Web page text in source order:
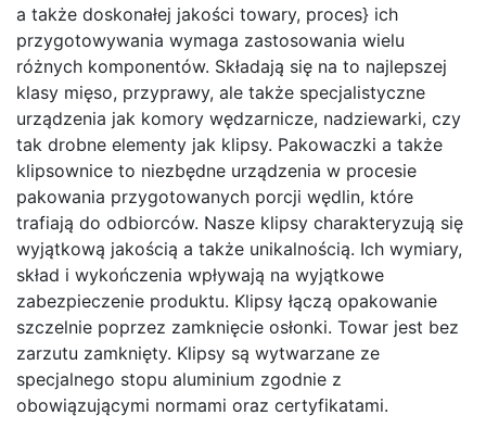
a także doskonałej jakości towary, proces} ich
przygotowywania wymaga zastosowania wielu
różnych komponentów. Składają się na to najlepszej
klasy mięso, przyprawy, ale także specjalistyczne
urządzenia jak komory wędzarnicze, nadziewarki, czy
tak drobne elementy jak klipsy. Pakowaczki a także
klipsownice to niezbędne urządzenia w procesie
pakowania przygotowanych porcji wędlin, które
trafiają do odbiorców. Nasze klipsy charakteryzują się
wyjątkową jakością a także unikalnością. Ich wymiary,
skład i wykończenia wpływają na wyjątkowe
zabezpieczenie produktu. Klipsy łączą opakowanie
szczelnie poprzez zamknięcie osłonki. Towar jest bez
zarzutu zamknięty. Klipsy są wytwarzane ze
specjalnego stopu aluminium zgodnie z
obowiązującymi normami oraz certyfikatami.